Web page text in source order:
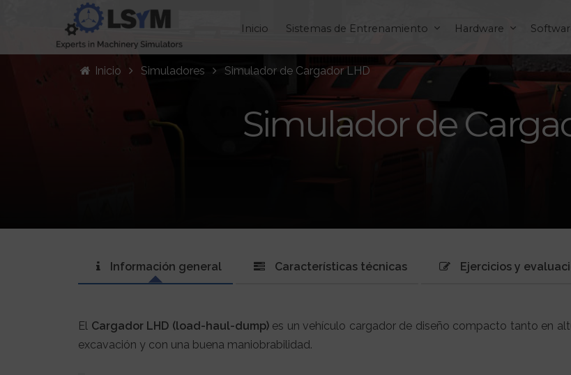
Inicio Sistemas de Entrenamiento Hardware
Inicio Simuladores Simulador de Cargador LHD
Simulador de
Información general
Características técnicas Ejercicios y
El Cargador LHD (load-haul-dump)es un vehículo cargador de diseño compacto tanto en
excavación y con una buena maniobrabilidad.